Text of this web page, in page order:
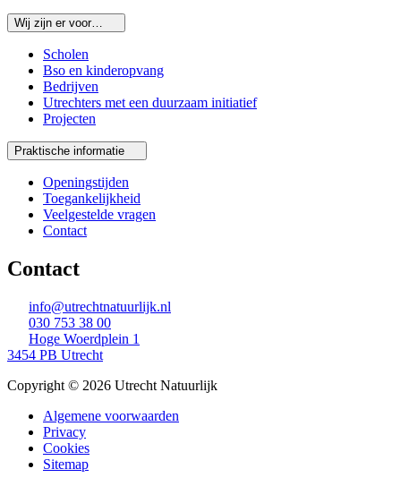
Wij zijn er voor…
Scholen
Bso en kinderopvang
Bedrijven
Utrechters met een duurzaam initiatief
Projecten
Praktische informatie
Openingstijden
Toegankelijkheid
Veelgestelde vragen
Contact
Contact
info@utrechtnatuurlijk.nl
030 753 38 00
Hoge Woerdplein 1
3454 PB Utrecht
Copyright © 2026 Utrecht Natuurlijk
Algemene voorwaarden
Privacy
Cookies
Sitemap